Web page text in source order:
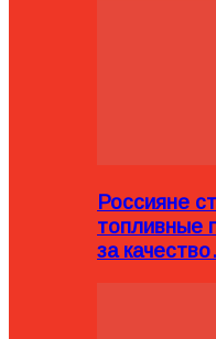
Россияне
топливные
за